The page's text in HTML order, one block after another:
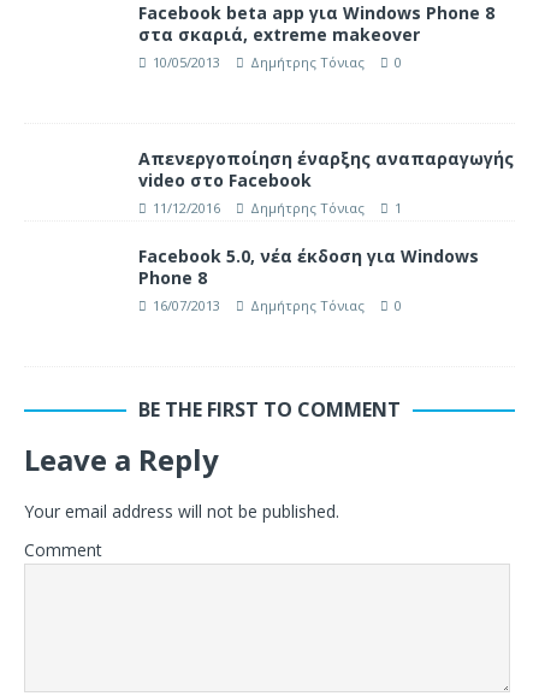
Facebook beta app για Windows Phone 8
στα σκαριά, extreme makeover
10/05/2013 Δημήτρης Τόνιας 0
Απενεργοποίηση έναρξης αναπαραγωγής
video στο Facebook
11/12/2016 Δημήτρης Τόνιας 1
Facebook 5.0, νέα έκδοση για Windows
Phone 8
16/07/2013 Δημήτρης Τόνιας 0
BE THE FIRST TO COMMENT
Leave a Reply
Your email address will not be published.
Comment